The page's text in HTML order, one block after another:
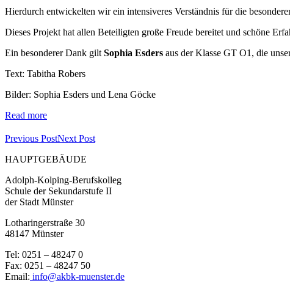
Hierdurch entwickelten wir ein intensiveres Verständnis für die
Dieses Projekt hat allen Beteiligten große Freude bereitet und schöne
Ein besonderer Dank giltSophia Esders aus der Klasse GT O1, die
Text: Tabitha Robers
Bilder: Sophia Esders und Lena Göcke
Read more
Previous PostNext Post
HAUPTGEBÄUDE
Adolph-Kolping-Berufskolleg
Schule der Sekundarstufe II
der Stadt Münster
Lotharingerstraße 30
48147 Münster
Tel: 0251 – 48247 0
Fax: 0251 – 48247 50
Email: info@akbk-muenster.de